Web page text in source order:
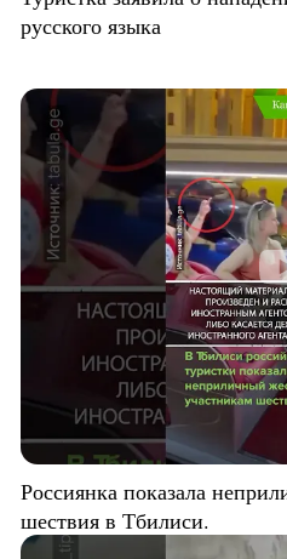
русского языка
Россиянка показала
шествия в Тбилиси.